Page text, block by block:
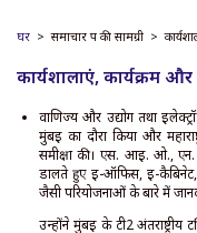
घर समाचार पत्र की सामग्री
कार्यशालाएं, कार्यक्रम
वाणिज्य और उद्योग तथा
मुंबई का दौरा किया और
समीक्षा की। एस. आई. ओ., एन.
डालते हुए ई-ऑफिस, ई-कैबिनेट,
जैसी परियोजनाओं के बारे में
उन्होंने मुंबई के टी2 अंतर्राष्ट्रीय